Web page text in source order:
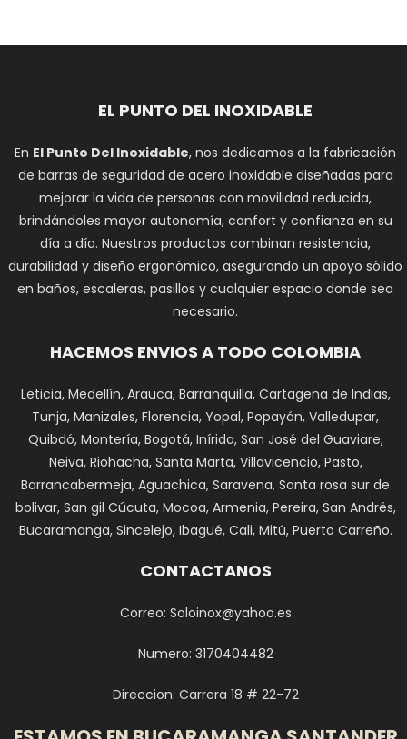
EL PUNTO DEL INOXIDABLE
En El Punto Del Inoxidable, nos dedicamos a la fabricación
de barras de seguridad de acero inoxidable diseñadas para
mejorar la vida de personas con movilidad reducida,
brindándoles mayor autonomía, confort y confianza en su
día a día. Nuestros productos combinan resistencia,
durabilidad y diseño ergonómico, asegurando un apoyo sólido
en baños, escaleras, pasillos y cualquier espacio donde sea
necesario.
HACEMOS ENVIOS A TODO COLOMBIA
Leticia, Medellín, Arauca, Barranquilla, Cartagena de Indias,
Tunja, Manizales, Florencia, Yopal, Popayán, Valledupar,
Quibdó, Montería, Bogotá, Inírida, San José del Guaviare,
Neiva, Riohacha, Santa Marta, Villavicencio, Pasto,
Barrancabermeja, Aguachica, Saravena, Santa rosa sur de
bolivar, San gil Cúcuta, Mocoa, Armenia, Pereira, San Andrés,
Bucaramanga, Sincelejo, Ibagué, Cali, Mitú, Puerto Carreño.
CONTACTANOS
Correo: Soloinox@yahoo.es
Numero: 3170404482
Direccion: Carrera 18 # 22-72